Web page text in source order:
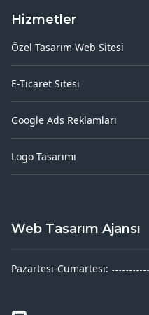
Hizmetler
Özel Tasarım Web Sitesi
E-Ticaret Sitesi
Google Ads Reklamları
Logo Tasarımı
Web Tasarım Ajansı
Pazartesi-Cumartesi: